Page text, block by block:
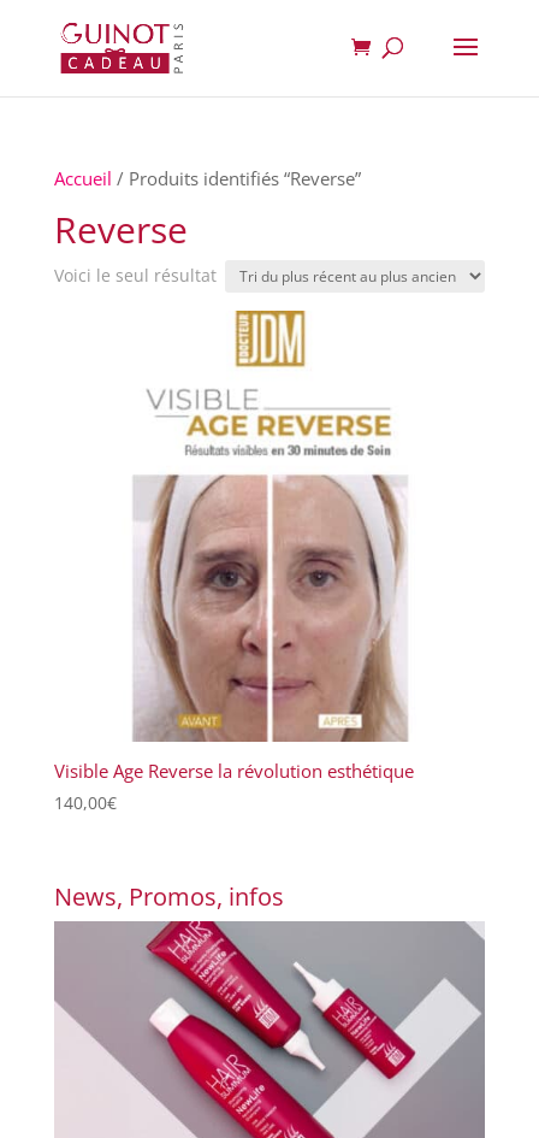
Accueil / Produits identifiés “Reverse”
Reverse
Voici le seul résultat
Visible Age Reverse la révolution esthétique
140,00€
News, Promos, infos